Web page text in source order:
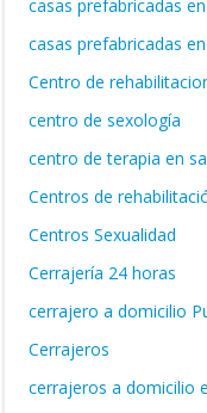
casas prefabricadas
casas prefabricadas
Centro de
centro de sexología
centro de terapia en
Centros de
Centros Sexualidad
Cerrajería 24 horas
cerrajero a domicilio
Cerrajeros
cerrajeros a domicilio